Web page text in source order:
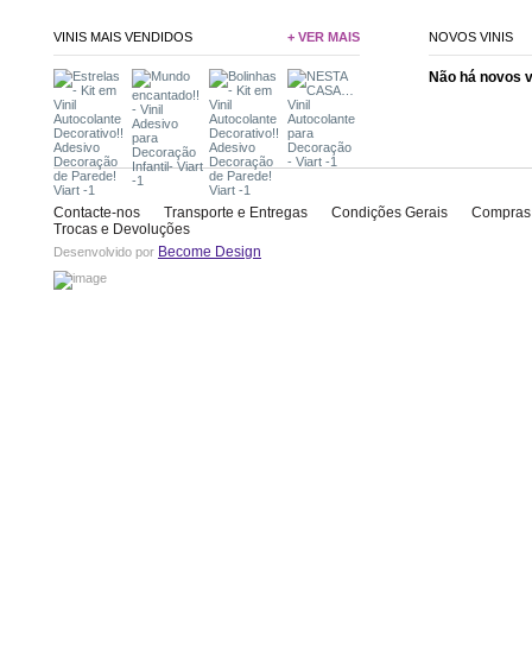
VINIS MAIS VENDIDOS + VER MAIS NOVOS VINIS
Não há novos
Contacte-nos Transporte e Entregas Condições Gerais
Trocas e Devoluções
Desenvolvido por Become Design